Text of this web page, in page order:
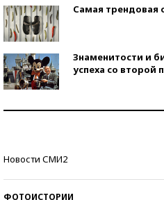
Самая трендовая
Знаменитости и
успеха со второй
Новости СМИ2
ФОТОИСТОРИИ